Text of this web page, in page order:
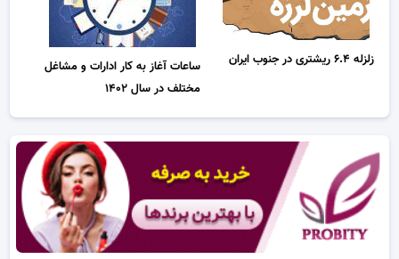
زلزله ۶.۴ ریشتری در جنوب ایران
ساعات آغاز به کار ادارات و مشاغل
مختلف در سال ۱۴۰۲